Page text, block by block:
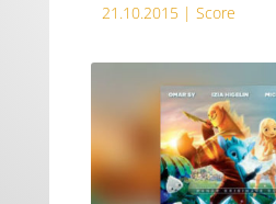
21.10.2015 | Score